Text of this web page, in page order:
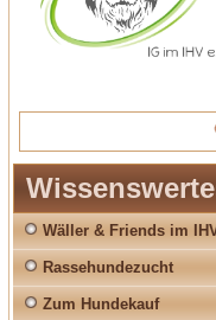
Wäller & Friends im
Rassehundezucht
Zum Hundekauf